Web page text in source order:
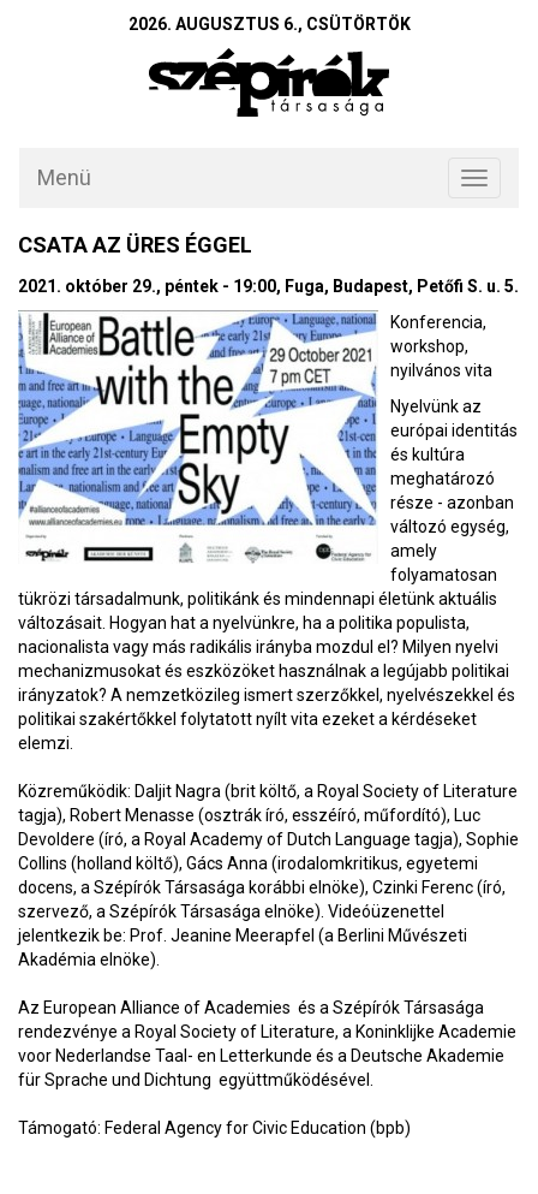
2026. AUGUSZTUS 6., CSÜTÖRTÖK
Toggle
Menü
CSATA AZ ÜRES ÉGGEL
2021. október 29., péntek - 19:00, Fuga, Budapest, Petőfi S. u. 5.
Konferencia,
workshop,
nyilvános vita
Nyelvünk az
európai identitás
és kultúra
meghatározó
része - azonban
változó egység,
amely
folyamatosan
tükrözi társadalmunk, politikánk és mindennapi életünk aktuális
változásait. Hogyan hat a nyelvünkre, ha a politika populista,
nacionalista vagy más radikális irányba mozdul el? Milyen nyelvi
mechanizmusokat és eszközöket használnak a legújabb politikai
irányzatok? A nemzetközileg ismert szerzőkkel, nyelvészekkel és
politikai szakértőkkel folytatott nyílt vita ezeket a kérdéseket
elemzi.
Közreműködik: Daljit Nagra (brit költő, a Royal Society of Literature
tagja), Robert Menasse (osztrák író, esszéíró, műfordító), Luc
Devoldere (író, a Royal Academy of Dutch Language tagja), Sophie
Collins (holland költő), Gács Anna (irodalomkritikus, egyetemi
docens, a Szépírók Társasága korábbi elnöke), Czinki Ferenc (író,
szervező, a Szépírók Társasága elnöke). Videóüzenettel
jelentkezik be: Prof. Jeanine Meerapfel (a Berlini Művészeti
Akadémia elnöke).
Az European Alliance of Academies és a Szépírók Társasága
rendezvénye a Royal Society of Literature, a Koninklijke Academie
voor Nederlandse Taal- en Letterkunde és a Deutsche Akademie
für Sprache und Dichtung együttműködésével.
Támogató: Federal Agency for Civic Education (bpb)